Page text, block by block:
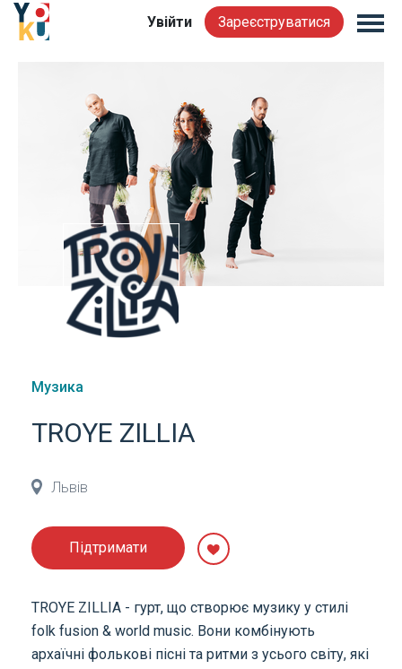
Увійти Зареєструватися
Музика
TROYE ZILLIA
Львів
Підтримати
TROYE ZILLIA - гурт, що створює музику у стилі
folk fusion & world music. Вони комбінують
архаїчні фолькові пісні та ритми з усього світу, які